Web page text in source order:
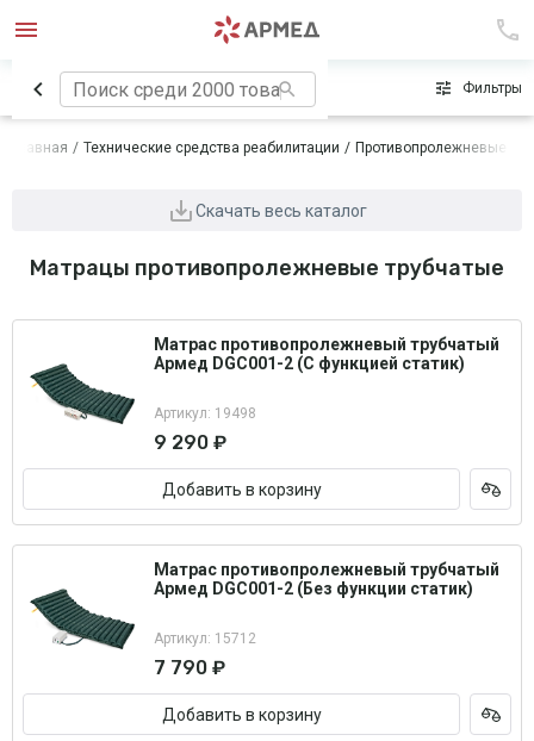
Сначала популярные Фильтры
Главная Технические средства реабилитации Противопролежневые
Скачать весь каталог
Матрацы противопролежневые трубчатые
Матрас противопролежневый трубчатый
Армед DGC001-2 (С функцией статик)
Артикул: 19498
9 290 ₽
Добавить в корзину
Матрас противопролежневый трубчатый
Армед DGC001-2 (Без функции статик)
Артикул: 15712
7 790 ₽
Добавить в корзину